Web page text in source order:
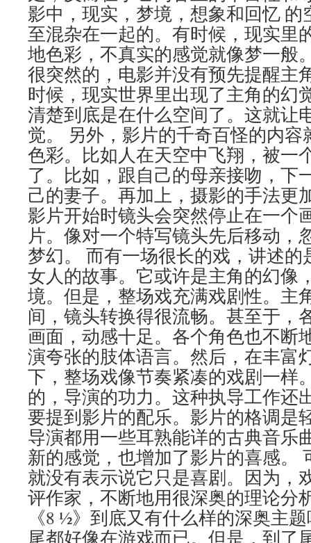
影中，现实，梦境，想象和回忆
至混杂在一起的。有时候，现实里
地色彩，不真实的感觉就像梦一般
很突然的，电影并没有预先提醒主
时候，现实世界里出现了主角的幻
清楚到底是在什么空间了。这就让
觉。 另外，影片的千奇百怪的内
色彩。比如人在天空中飞翔，被一
了。比如，跟自己的母亲接吻，下
己的妻子。再加上，摄影的手法更
影片开始时镜头会突然停止在一个
片。像对一个特写镜头先后移动，
梦幻。 而有一场很长的戏，讲述
女人的故事。它或许是主角的幻像
境。但是，整场戏充满戏剧性。主
间，镜头转换得很流畅。甚至于，
画面，动感十足。各个角色也不断
演夸张的肢体语言。然后，在丰富
下，整场戏像节奏紧凑的戏剧一样
的，导演的功力。这种执导工作还
要提到影片的配乐。影片的格调是
导演都用一些耳熟能详的古典音乐
新的感觉，也增加了影片的喜感。
就没有表示说它只是喜剧。因为，
评作家，不断地用很深奥的理论分
《8 ½》到底又有什么样的深奥主
尾都好像在游戏而已。但是，到了